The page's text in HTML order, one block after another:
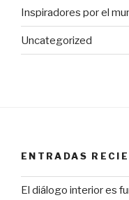
Inspiradores por el
Uncategorized
ENTRADAS
El diálogo interior es